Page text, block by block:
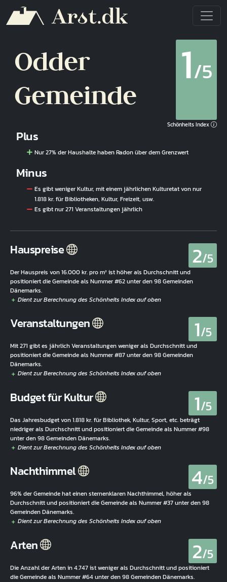
Odder
Gemeinde
1/5
Schönheits Index
Plus
Nur 27% der Haushalte haben Radon über dem Grenzwert
Minus
Es gibt weniger Kultur, mit einem jährlichen Kulturetat von nur
1.818 kr. für Bibliotheken, Kultur, Freizeit, usw.
Es gibt nur 271 Veranstaltungen jährlich
Hauspreise 2/5
Der Hauspreis von 16.000 kr. pro m² ist höher als Durchschnitt und
positioniert die Gemeinde als Nummer #62 unter den 98 Gemeinden
Dänemarks.
Veranstaltungen 1/5
Mit 271 gibt es jährlich Veranstaltungen weniger als Durchschnitt und
positioniert die Gemeinde als Nummer #87 unter den 98 Gemeinden
Dänemarks.
Budget für Kultur 1/5
Das Jahresbudget von 1.818 kr. für Bibliothek, Kultur, Sport, etc. beträgt
niedriger als Durchschnitt und positioniert die Gemeinde als Nummer #98
unter den 98 Gemeinden Dänemarks.
Nachthimmel 4/5
96% der Gemeinde hat einen sternenklaren Nachthimmel, höher als
Durchschnitt und positioniert die Gemeinde als Nummer #37 unter den 98
Gemeinden Dänemarks.
Arten 2/5
Die Anzahl der Arten in 4.747 ist weniger als Durchschnitt und positioniert
die Gemeinde als Nummer #64 unter den 98 Gemeinden Dänemarks.